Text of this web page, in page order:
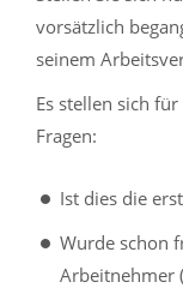
vorsätzlich
seinem
Es stellen sich
Fragen:
Ist dies die
Wurde schon
Arbeitnehmer